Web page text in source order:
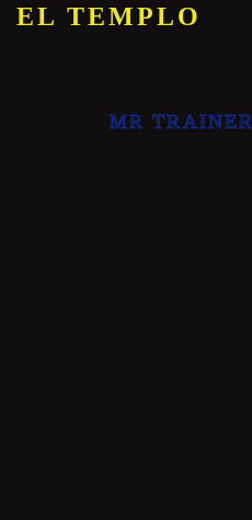
EL TEMPLO
MR TRAINER